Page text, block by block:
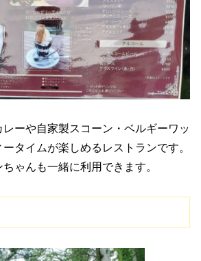
ーや自家製スコーン・ベルギーワッ
タイムが楽しめるレストランです。
ゃんも一緒に利用できます。